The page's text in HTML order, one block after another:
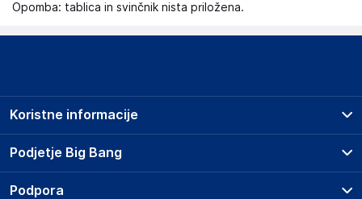
Opomba: tablica in svinčnik nista priložena.
Podjetje Big Bang
O podjetju
Koristne informacije
Prodajna mesta
Storitve
Podpora